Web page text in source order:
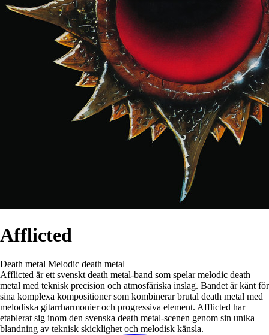
Afflicted
Death metal Melodic death metal
Afflicted är ett svenskt death metal-band som spelar melodic death
metal med teknisk precision och atmosfäriska inslag. Bandet är känt för
sina komplexa kompositioner som kombinerar brutal death metal med
melodiska gitarrharmonier och progressiva element. Afflicted har
etablerat sig inom den svenska death metal-scenen genom sin unika
blandning av teknisk skicklighet och melodisk känsla.